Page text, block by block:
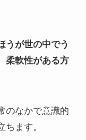
うが世の中でう
柔軟性がある方
のなかで意識的
ます。